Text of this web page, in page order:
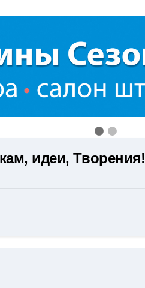
идеи, Творения!